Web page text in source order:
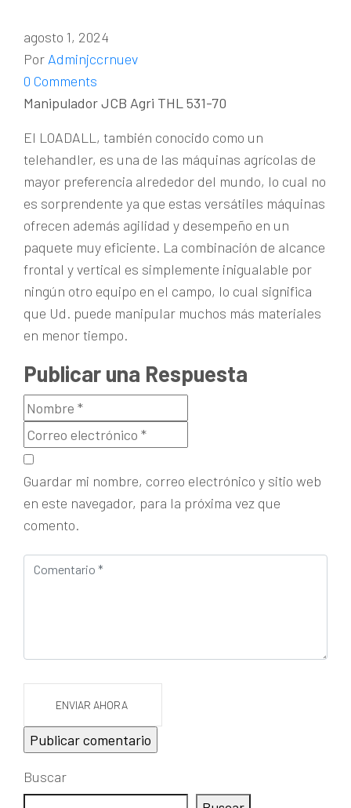
agosto 1, 2024
PorAdminjccrnuev
0 Comments
Manipulador JCB Agri THL 531-70
El LOADALL, también conocido como un
telehandler, es una de las máquinas agrícolas de
mayor preferencia alrededor del mundo, lo cual no
es sorprendente ya que estas versátiles máquinas
ofrecen además agilidad y desempeño en un
paquete muy eficiente. La combinación de alcance
frontal y vertical es simplemente inigualable por
ningún otro equipo en el campo, lo cual significa
que Ud. puede manipular muchos más materiales
en menor tiempo.
Publicar una Respuesta
Guardar mi nombre, correo electrónico y sitio web
en este navegador, para la próxima vez que
comento.
ENVIAR AHORA
Buscar